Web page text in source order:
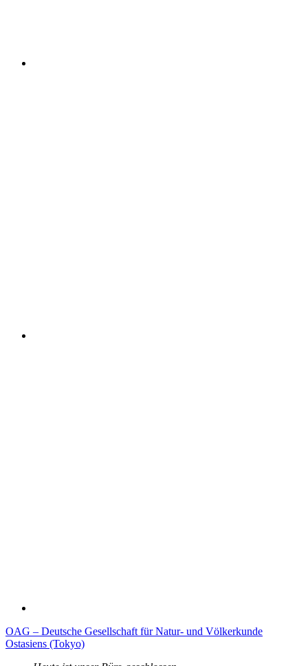
OAG – Deutsche Gesellschaft für Natur- und Völkerkunde
Ostasiens (Tokyo)